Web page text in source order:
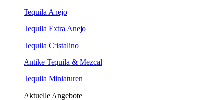
Tequila Anejo
Tequila Extra Anejo
Tequila Cristalino
Antike Tequila & Mezcal
Tequila Miniaturen
Aktuelle Angebote